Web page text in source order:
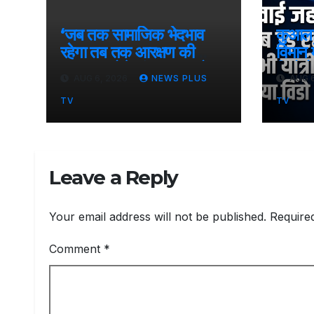
‘जब तक सामाजिक भेदभाव
रहेगा तब तक आरक्षण की
जरूरत’, बोले संघ प्रमुख मोहन
भागवत​on August 6,
2026 at 1:40 pm
NEWS PLUS
TV
विंडो
AUG
TV
Leave a Reply
Your email address will not be published.
Comment *